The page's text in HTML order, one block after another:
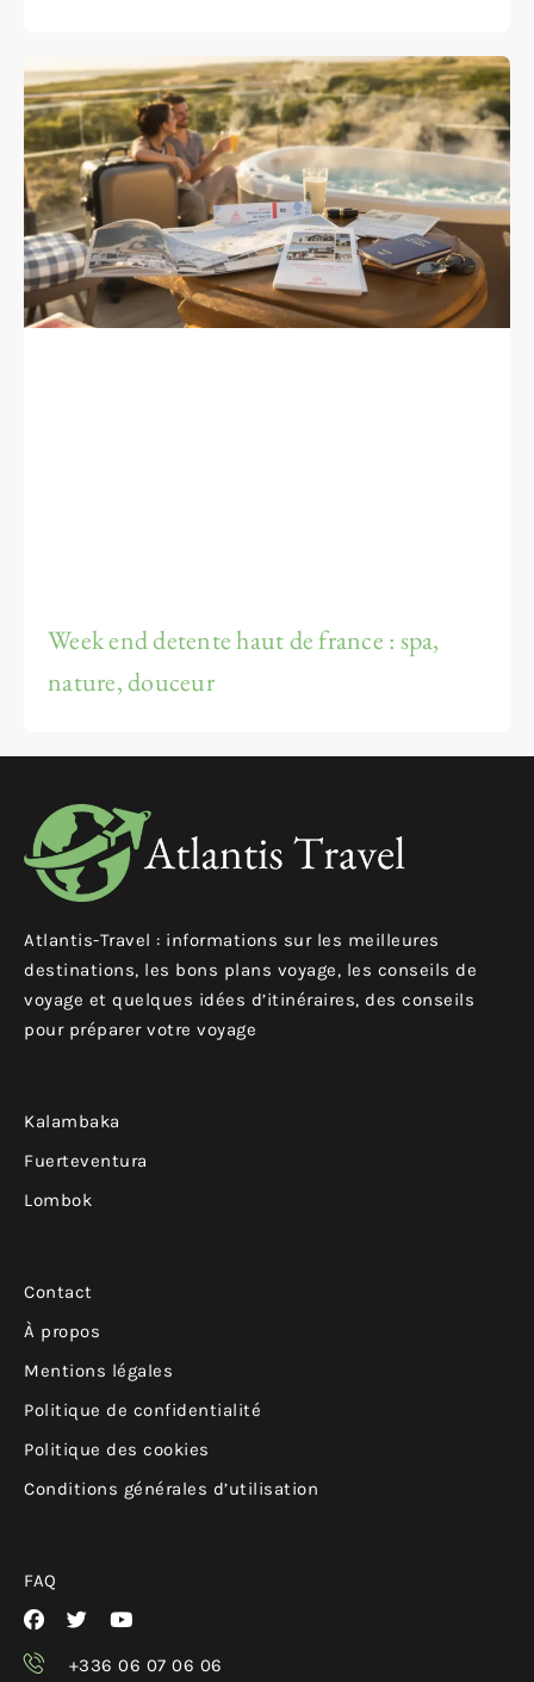
Week end detente haut de france : spa,
nature, douceur
Atlantis-Travel : informations sur les meilleures
destinations, les bons plans voyage, les conseils de
voyage et quelques idées d’itinéraires, des conseils
pour préparer votre voyage
Kalambaka
Fuerteventura
Lombok
Contact
À propos
Mentions légales
Politique de confidentialité
Politique des cookies
Conditions générales d’utilisation
FAQ
+336 06 07 06 06